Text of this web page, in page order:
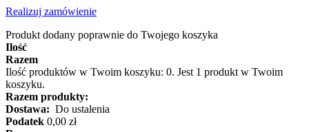
Realizuj zamówienie
Produkt dodany poprawnie do Twojego koszyka
Ilość
Razem
Ilość produktów w Twoim koszyku: 0. Jest 1 produkt w Twoim
koszyku.
Razem produkty:
Dostawa: Do ustalenia
Podatek 0,00 zł